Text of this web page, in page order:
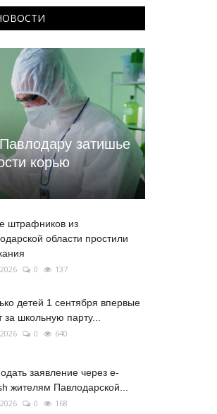
затишье
корью
штрафников из
области простили
0 137
детей 1 сентября впервые
за школьную парту...
0 640
заявление через e-
жителям Павлодарской...
0 168